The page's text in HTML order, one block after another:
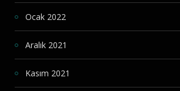
Ocak 2022
Aralık 2021
Kasım 2021